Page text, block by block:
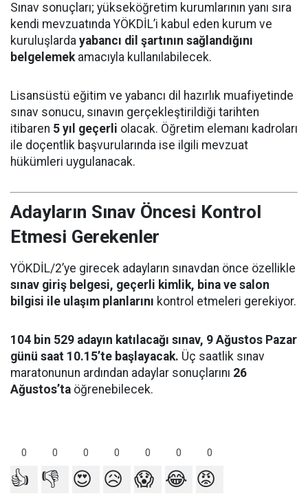
Sınav sonuçları; yükseköğretim kurumlarının yanı sıra
kendi mevzuatında YÖKDİL’i kabul eden kurum ve
kuruluşlarda yabancı dil şartının sağlandığını
belgelemekamacıyla kullanılabilecek.
Lisansüstü eğitim ve yabancı dil hazırlık muafiyetinde
sınav sonucu, sınavın gerçekleştirildiği tarihten
itibaren 5 yıl geçerli olacak. Öğretim elemanı kadroları
ile doçentlik başvurularında ise ilgili mevzuat
hükümleri uygulanacak.
Adayların Sınav Öncesi Kontrol
Etmesi Gerekenler
YÖKDİL/2’ye girecek adayların sınavdan önce özellikle
sınav giriş belgesi, geçerli kimlik, bina ve salon
bilgisi ile ulaşım planlarını kontrol etmeleri gerekiyor.
104 bin 529 adayın katılacağı sınav, 9 Ağustos Pazar
günü saat 10.15’te başlayacak. Üç saatlik sınav
maratonunun ardından adaylar sonuçlarını 26
Ağustos’ta öğrenebilecek.
0 0 0 0 0 0 0
👍 👎 😍 😥 😱 😂 😡